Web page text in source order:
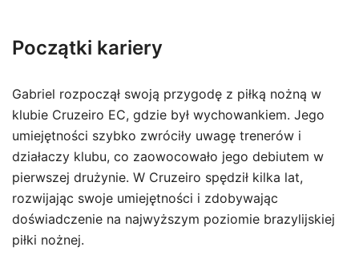
Początki kariery
Gabriel rozpoczął swoją przygodę z piłką nożną w
klubie Cruzeiro EC, gdzie był wychowankiem. Jego
umiejętności szybko zwróciły uwagę trenerów i
działaczy klubu, co zaowocowało jego debiutem w
pierwszej drużynie. W Cruzeiro spędził kilka lat,
rozwijając swoje umiejętności i zdobywając
doświadczenie na najwyższym poziomie brazylijskiej
piłki nożnej.